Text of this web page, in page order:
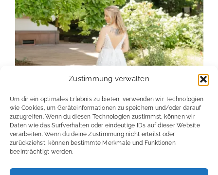
Zustimmung verwalten
Um dir ein optimales Erlebnis zu bieten, verwenden wir Technologien
wie Cookies, um Geräteinformationen zu speichern und/oder darauf
zuzugreifen. Wenn du diesen Technologien zustimmst, können wir
Daten wie das Surfverhalten oder eindeutige IDs auf dieser Website
verarbeiten. Wenn du deine Zustimmung nicht erteilst oder
zurückziehst, können bestimmte Merkmale und Funktionen
beeinträchtigt werden.